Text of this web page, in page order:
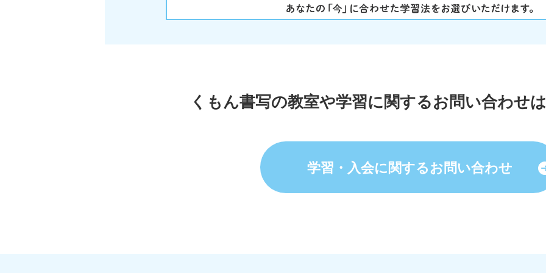
くもん書写の教室や学習に関するお問い合わせ
学習・入会に関するお問い合わせ